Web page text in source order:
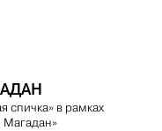
спичка» в рамках
Магадан»